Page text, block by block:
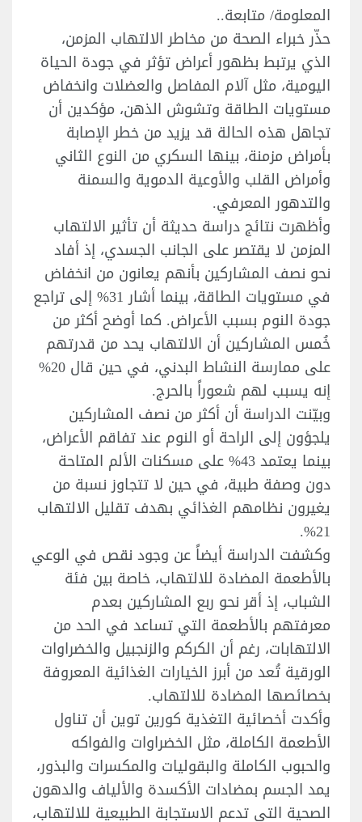
المعلومة/ متابعة..
حذّر خبراء الصحة من مخاطر الالتهاب المزمن،
الذي يرتبط بظهور أعراض تؤثر في جودة الحياة
اليومية، مثل آلام المفاصل والعضلات وانخفاض
مستويات الطاقة وتشوش الذهن، مؤكدين أن
تجاهل هذه الحالة قد يزيد من خطر الإصابة
بأمراض مزمنة، بينها السكري من النوع الثاني
وأمراض القلب والأوعية الدموية والسمنة
والتدهور المعرفي.
وأظهرت نتائج دراسة حديثة أن تأثير الالتهاب
المزمن لا يقتصر على الجانب الجسدي، إذ أفاد
نحو نصف المشاركين بأنهم يعانون من انخفاض
في مستويات الطاقة، بينما أشار 31% إلى تراجع
جودة النوم بسبب الأعراض. كما أوضح أكثر من
خُمس المشاركين أن الالتهاب يحد من قدرتهم
على ممارسة النشاط البدني، في حين قال 20%
إنه يسبب لهم شعوراً بالحرج.
وبيّنت الدراسة أن أكثر من نصف المشاركين
يلجؤون إلى الراحة أو النوم عند تفاقم الأعراض،
بينما يعتمد 43% على مسكنات الألم المتاحة
دون وصفة طبية، في حين لا تتجاوز نسبة من
يغيرون نظامهم الغذائي بهدف تقليل الالتهاب
21%.
وكشفت الدراسة أيضاً عن وجود نقص في الوعي
بالأطعمة المضادة للالتهاب، خاصة بين فئة
الشباب، إذ أقر نحو ربع المشاركين بعدم
معرفتهم بالأطعمة التي تساعد في الحد من
الالتهابات، رغم أن الكركم والزنجبيل والخضراوات
الورقية تُعد من أبرز الخيارات الغذائية المعروفة
بخصائصها المضادة للالتهاب.
وأكدت أخصائية التغذية كورين توين أن تناول
الأطعمة الكاملة، مثل الخضراوات والفواكه
والحبوب الكاملة والبقوليات والمكسرات والبذور،
يمد الجسم بمضادات الأكسدة والألياف والدهون
الصحية التي تدعم الاستجابة الطبيعية للالتهاب،